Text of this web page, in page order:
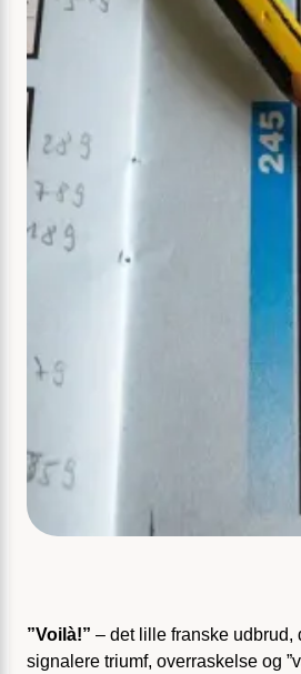
”Voilà!” – det lille franske udbrud,
signalere triumf, overraskelse og